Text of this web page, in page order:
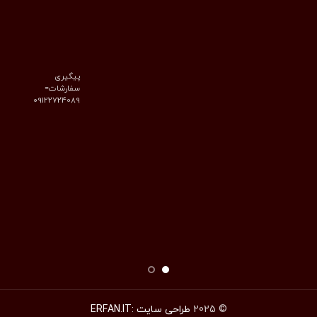
پیگیری
سفارشات=
09122724089
© 2025 طراحی سایت :ERFAN.IT